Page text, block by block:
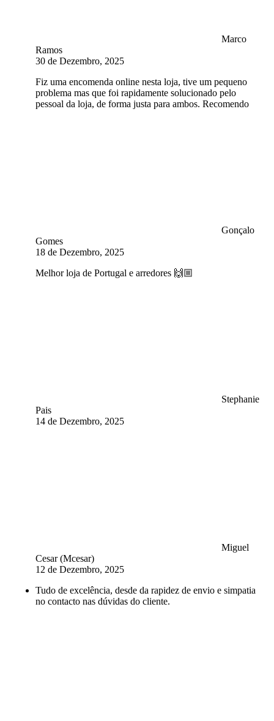
Marco
Ramos
30 de Dezembro, 2025
Fiz uma encomenda online nesta loja, tive um pequeno
problema mas que foi rapidamente solucionado pelo
pessoal da loja, de forma justa para ambos. Recomendo
Gonçalo
Gomes
18 de Dezembro, 2025
Melhor loja de Portugal e arredores 🙌🏼
Stephanie
Pais
14 de Dezembro, 2025
Miguel
Cesar (Mcesar)
12 de Dezembro, 2025
Tudo de excelência, desde da rapidez de envio e simpatia
no contacto nas dúvidas do cliente.